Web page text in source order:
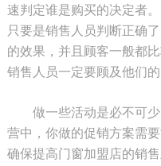
速判定谁是购买的决定者。
只要是销售人员判断正确
的效果，并且顾客一般都
销售人员一定要顾及他们的
做一些活动是必不可少
营中，你做的促销方案需
确保提高门窗加盟店的销售